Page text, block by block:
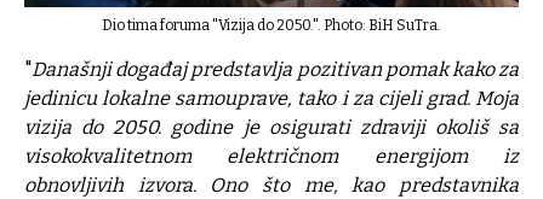
Dio tima foruma "Vizija do 2050.". Photo: BiH SuTra.
"Današnji događaj predstavlja pozitivan pomak kako za
jedinicu lokalne samouprave, tako i za cijeli grad. Moja
vizija do 2050. godine je osigurati zdraviji okoliš sa
visokokvalitetnom električnom energijom iz
obnovljivih izvora. Ono što me, kao predstavnika